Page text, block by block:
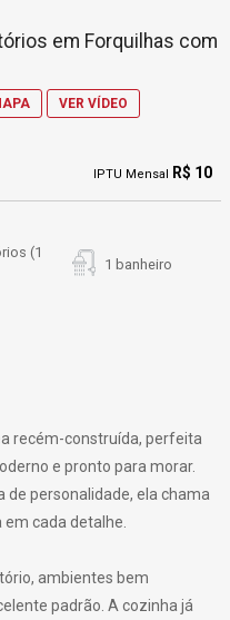
em Forquilhas com
VER VÍDEO
IPTU Mensal R$ 10
(1
1 banheiro
recém-construída, perfeita
e pronto para morar.
personalidade, ela chama
cada detalhe.
ambientes bem
padrão. A cozinha já